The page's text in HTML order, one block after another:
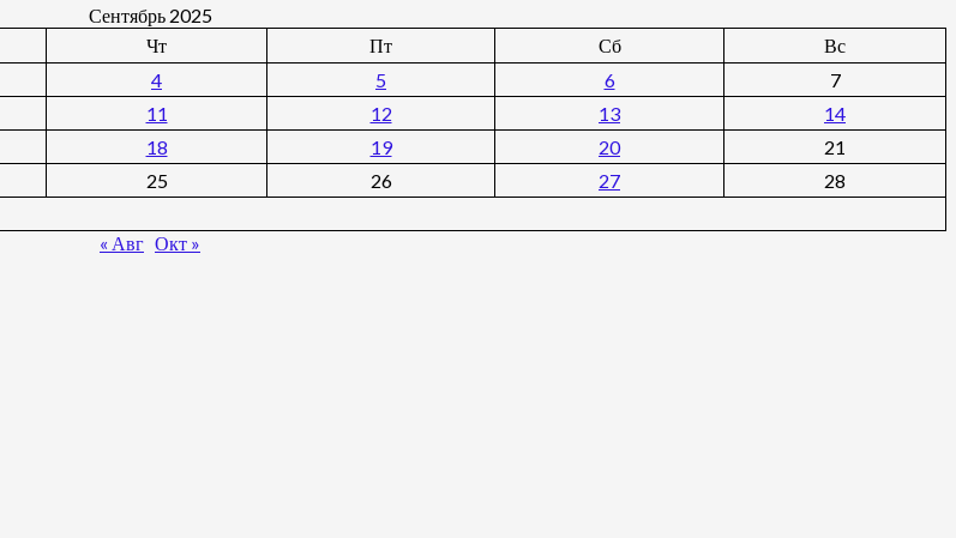
Сентябрь 2025
Чт Пт Сб
Вс
4 5 6
7
11 12 13
14
18 19 20
21
25 26 27
28
« Авг Окт »